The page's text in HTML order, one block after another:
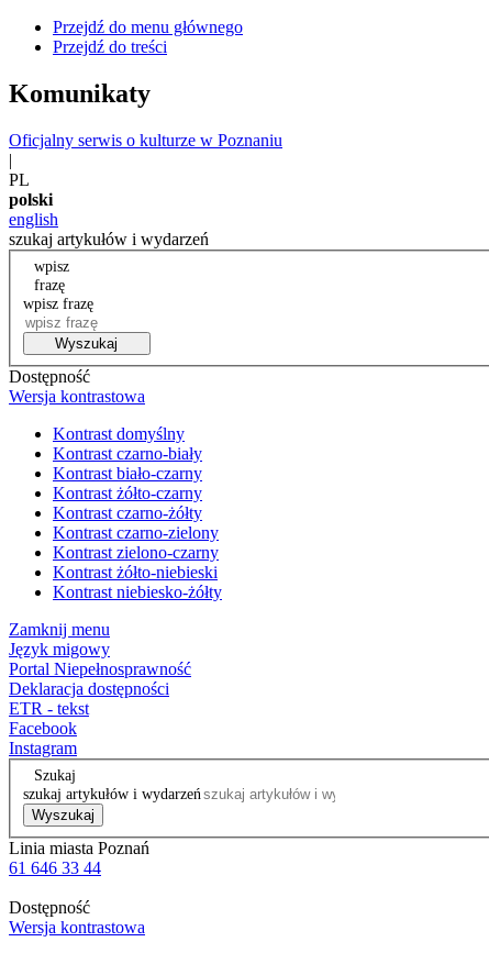
Przejdź do menu głównego
Przejdź do treści
Komunikaty
Oficjalny serwis o kulturze w Poznaniu
|
PL
polski
english
szukaj artykułów i wydarzeń
wpisz
frazę
wpisz frazę
Wyszukaj
Dostępność
Wersja kontrastowa
Kontrast domyślny
Kontrast czarno-biały
Kontrast biało-czarny
Kontrast żółto-czarny
Kontrast czarno-żółty
Kontrast czarno-zielony
Kontrast zielono-czarny
Kontrast żółto-niebieski
Kontrast niebiesko-żółty
Zamknij menu
Język migowy
Portal Niepełnosprawność
Deklaracja dostępności
ETR - tekst
Facebook
Instagram
Szukaj
szukaj artykułów i wydarzeń
Wyszukaj
Linia miasta Poznań
61 646 33 44
Dostępność
Wersja kontrastowa